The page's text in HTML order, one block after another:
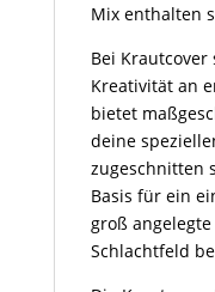
Mix enthalten
Bei
Kreativität an
bietet
deine
zugeschnitten
Basis für ein
groß
Schlachtfeld